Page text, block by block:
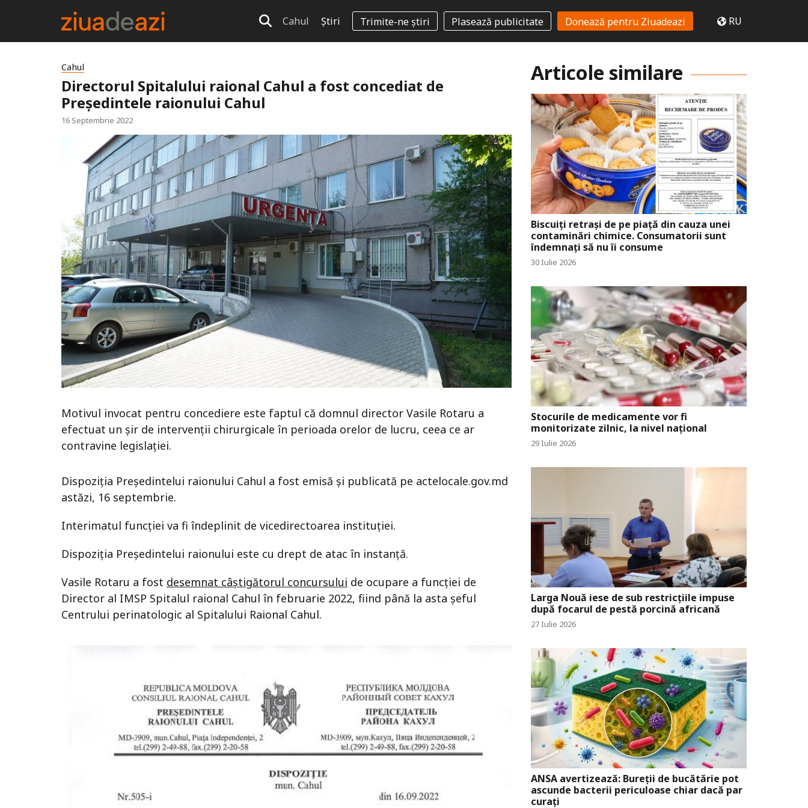
Cahul Știri Trimite-ne știri Plasează publicitate Donează pentru Ziuadeazi RU
Cahul
Directorul Spitalului raional Cahul a fost concediat de
Președintele raionului Cahul
16 Septembrie 2022
Motivul invocat pentru concediere este faptul că domnul director Vasile Rotaru a
efectuat un șir de intervenții chirurgicale în perioada orelor de lucru, ceea ce ar
contravine legislației.
Dispoziția Președintelui raionului Cahul a fost emisă și publicată pe actelocale.gov.md
astăzi, 16 septembrie.
Interimatul funcției va fi îndeplinit de vicedirectoarea instituției.
Dispoziția Președintelui raionului este cu drept de atac în instanță.
Vasile Rotaru a fost desemnat câștigătorul concursului de ocupare a funcției de
Director al IMSP Spitalul raional Cahul în februarie 2022, fiind până la asta șeful
Centrului perinatologic al Spitalului Raional Cahul.
Articole similare
Biscuiți retrași de pe piață din cauza unei
contaminări chimice. Consumatorii sunt
îndemnați să nu îi consume
30 Iulie 2026
Stocurile de medicamente vor fi
monitorizate zilnic, la nivel național
29 Iulie 2026
Larga Nouă iese de sub restricțiile impuse
după focarul de pestă porcină africană
27 Iulie 2026
ANSA avertizează: Bureții de bucătărie pot
ascunde bacterii periculoase chiar dacă par
curați